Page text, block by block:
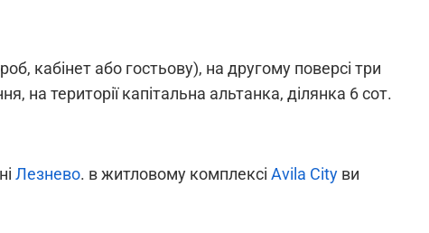
кабінет або гостьову), на другому поверсі три
на території капітальна альтанка, ділянка 6 сот.
Лезнево. в житловому комплексі Avila City ви